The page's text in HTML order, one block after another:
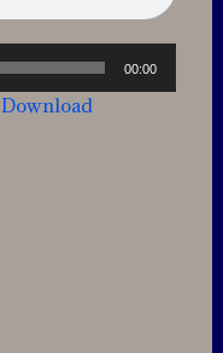
00:00
Download